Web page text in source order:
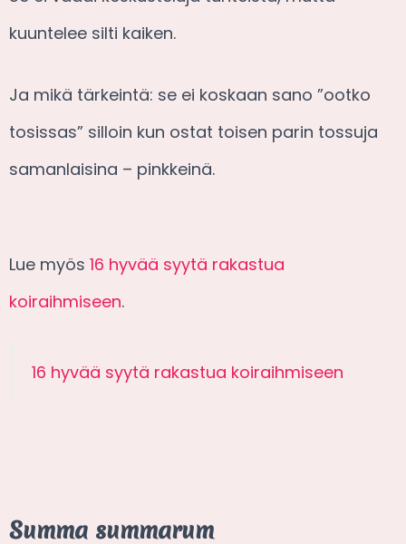
kuuntelee silti kaiken.
Ja mikä tärkeintä: se ei koskaan sano ”ootko
tosissas” silloin kun ostat toisen parin tossuja
samanlaisina – pinkkeinä.
Lue myös 16 hyvää syytä rakastua
koiraihmiseen.
16 hyvää syytä rakastua koiraihmiseen
Summa summarum